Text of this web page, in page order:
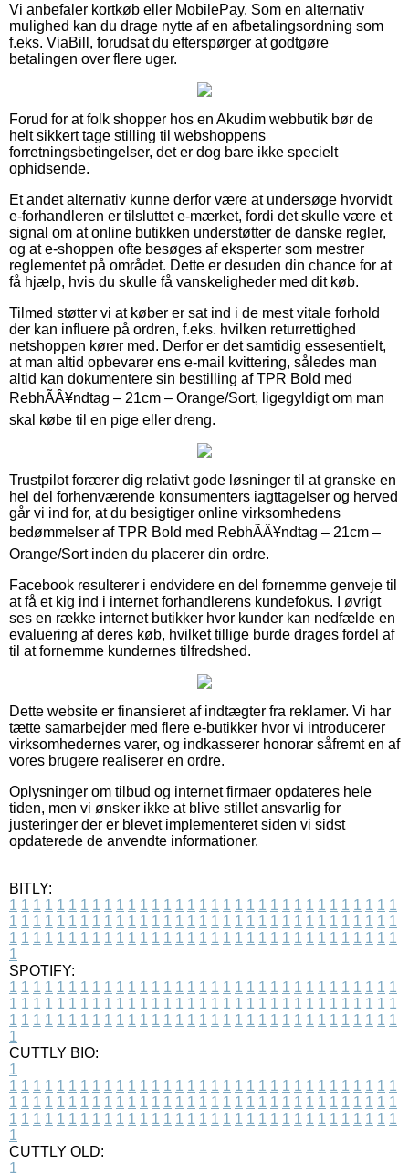
Vi anbefaler kortkøb eller MobilePay. Som en alternativ
mulighed kan du drage nytte af en afbetalingsordning som
f.eks. ViaBill, forudsat du efterspørger at godtgøre
betalingen over flere uger.
Forud for at folk shopper hos en Akudim webbutik bør de
helt sikkert tage stilling til webshoppens
forretningsbetingelser, det er dog bare ikke specielt
ophidsende.
Et andet alternativ kunne derfor være at undersøge hvorvidt
e-forhandleren er tilsluttet e-mærket, fordi det skulle være et
signal om at online butikken understøtter de danske regler,
og at e-shoppen ofte besøges af eksperter som mestrer
reglementet på området. Dette er desuden din chance for at
få hjælp, hvis du skulle få vanskeligheder med dit køb.
Tilmed støtter vi at køber er sat ind i de mest vitale forhold
der kan influere på ordren, f.eks. hvilken returrettighed
netshoppen kører med. Derfor er det samtidig essesentielt,
at man altid opbevarer ens e-mail kvittering, således man
altid kan dokumentere sin bestilling af TPR Bold med
RebhÃÂ¥ndtag – 21cm – Orange/Sort, ligegyldigt om man
skal købe til en pige eller dreng.
Trustpilot forærer dig relativt gode løsninger til at granske en
hel del forhenværende konsumenters iagttagelser og herved
går vi ind for, at du besigtiger online virksomhedens
bedømmelser af TPR Bold med RebhÃÂ¥ndtag – 21cm –
Orange/Sort inden du placerer din ordre.
Facebook resulterer i endvidere en del fornemme genveje til
at få et kig ind i internet forhandlerens kundefokus. I øvrigt
ses en række internet butikker hvor kunder kan nedfælde en
evaluering af deres køb, hvilket tillige burde drages fordel af
til at fornemme kundernes tilfredshed.
Dette website er finansieret af indtægter fra reklamer. Vi har
tætte samarbejder med flere e-butikker hvor vi introducerer
virksomhedernes varer, og indkasserer honorar såfremt en af
vores brugere realiserer en ordre.
Oplysninger om tilbud og internet firmaer opdateres hele
tiden, men vi ønsker ikke at blive stillet ansvarlig for
justeringer der er blevet implementeret siden vi sidst
opdaterede de anvendte informationer.
BITLY:
1 1 1 1 1 1 1 1 1 1 1 1 1 1 1 1 1 1 1 1 1 1 1 1 1 1 1 1 1 1 1 1 1
1 1 1 1 1 1 1 1 1 1 1 1 1 1 1 1 1 1 1 1 1 1 1 1 1 1 1 1 1 1 1 1 1
1 1 1 1 1 1 1 1 1 1 1 1 1 1 1 1 1 1 1 1 1 1 1 1 1 1 1 1 1 1 1 1 1
1
SPOTIFY:
1 1 1 1 1 1 1 1 1 1 1 1 1 1 1 1 1 1 1 1 1 1 1 1 1 1 1 1 1 1 1 1 1
1 1 1 1 1 1 1 1 1 1 1 1 1 1 1 1 1 1 1 1 1 1 1 1 1 1 1 1 1 1 1 1 1
1 1 1 1 1 1 1 1 1 1 1 1 1 1 1 1 1 1 1 1 1 1 1 1 1 1 1 1 1 1 1 1 1
1
CUTTLY BIO:
1
1 1 1 1 1 1 1 1 1 1 1 1 1 1 1 1 1 1 1 1 1 1 1 1 1 1 1 1 1 1 1 1 1
1 1 1 1 1 1 1 1 1 1 1 1 1 1 1 1 1 1 1 1 1 1 1 1 1 1 1 1 1 1 1 1 1
1 1 1 1 1 1 1 1 1 1 1 1 1 1 1 1 1 1 1 1 1 1 1 1 1 1 1 1 1 1 1 1 1
1
CUTTLY OLD:
1